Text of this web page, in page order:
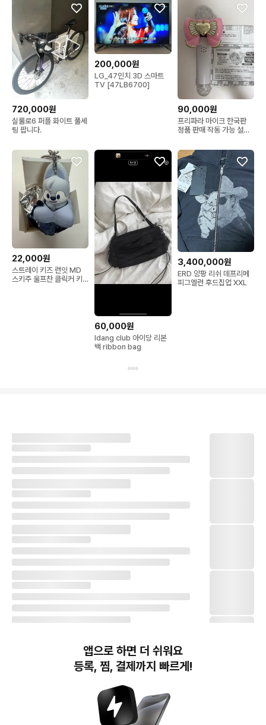
720,000원
실룰로6 퍼플 화이트 풀세
팅 팝니다.
200,000원
LG_47인치 3D 스마트
TV [47LB6700]
90,000원
프리파라 마이크 한국판
정품 판매 작동 가능 설명
22,000원
스트레이 키즈 런잇 MD
스키주 울프찬 클릭커 키
60,000원
Idang club 아이당 리본
백 ribbon bag
3,400,000원
ERD 앙팡 리쉬 데프리메
피그엘런 후드집업 XXL
번개장터(주) 사업자정보, 이용약관 및 기타 법적고지
앱으로 하면 더 쉬워요
등록, 찜, 결제까지 빠르게!